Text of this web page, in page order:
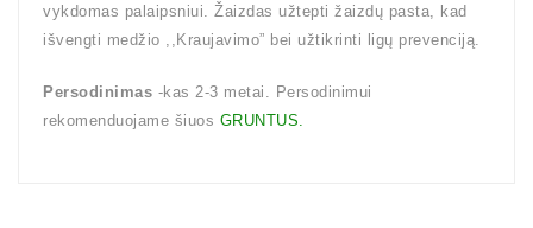
vykdomas palaipsniui. Žaizdas užtepti žaizdų pasta, kad
išvengti medžio ,,Kraujavimo” bei užtikrinti ligų prevenciją.
Persodinimas -kas 2-3 metai. Persodinimui
rekomenduojame šiuos GRUNTUS.